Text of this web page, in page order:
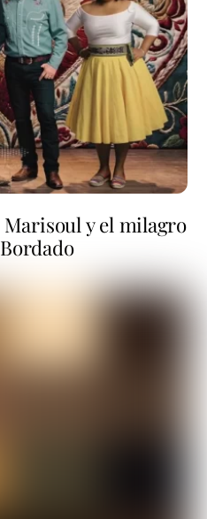
Marisoul y el milagro